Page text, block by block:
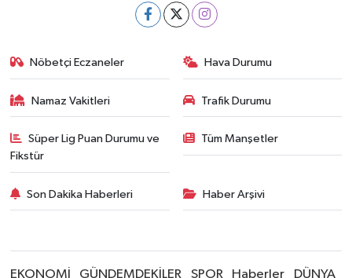
Nöbetçi Eczaneler Hava Durumu
Namaz Vakitleri Trafik Durumu
Süper Lig Puan Durumu ve
Fikstür
Tüm Manşetler
Son Dakika Haberleri Haber Arşivi
EKONOMİ GÜNDEMDEKİLER SPOR Haberler DÜNYA